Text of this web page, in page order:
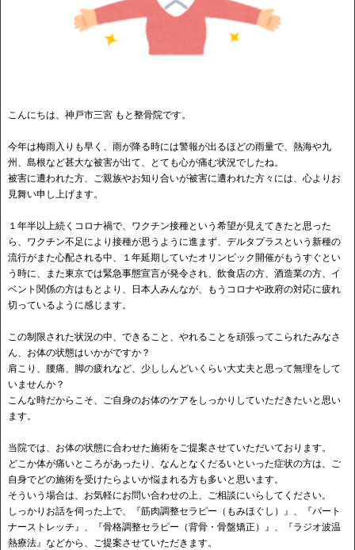
こんにちは、神戸市三宮 もと整骨院です。
今年は梅雨入りも早く、雨が降る時には警報が出るほどの雨量で、熱海や九
州、島根など甚大な被害が出て、とても心が痛む状況でしたね。
被害に遭われた方、ご親族やお知り合いが被害に遭われた方々には、心よりお
見舞い申し上げます。
１年半以上続くコロナ禍で、ワクチン接種という希望が見えてきたと思った
ら、ワクチン不足により接種が思うように進まず、デルタプラスという新種の
流行がまた心配される中、１年延期していたオリンピック開催がもうすぐとい
う時に、また東京では緊急事態宣言が発令され、飲食店の方、酒造業の方、イ
ベント関係の方はもとより、日本人みんなが、もうコロナや政府の対応に疲れ
切っているように感じます。
この制限された状況の中、できること、やれることを頑張ってこられたみなさ
ん、お体の状態はいかがですか？
肩こり、腰痛、脚の疲れなど、少ししんどいくらい大丈夫と思って無理をして
いませんか？
こんな時だからこそ、ご自身のお体のケアをしっかりしていただきたいと思い
ます。
当院では、お体の状態に合わせた施術をご提案させていただいております。
どこか体が痛いところがあったり、なんとなくだるいといった症状の方は、ご
自身でどの施術を受けたらよいか悩まれる方も多いと思います。
そういう場合は、お気軽にお問い合わせの上、ご相談にいらしてください。
しっかりお話を伺った上で、『筋肉調整セラピー（もみほぐし）』、『パート
ナーストレッチ』、『骨格調整セラピー（背骨・骨盤矯正）』、『ラジオ波温
熱療法』などから、ご提案させていただきます。